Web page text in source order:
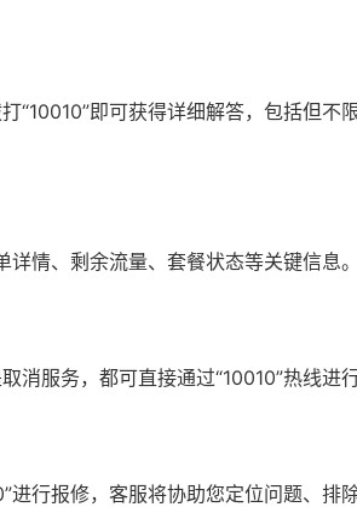
“10010”即可获得详细解答，包括但不
情、剩余流量、套餐状态等关键信息。
消服务，都可直接通过“10010”热线进行
进行报修，客服将协助您定位问题、排